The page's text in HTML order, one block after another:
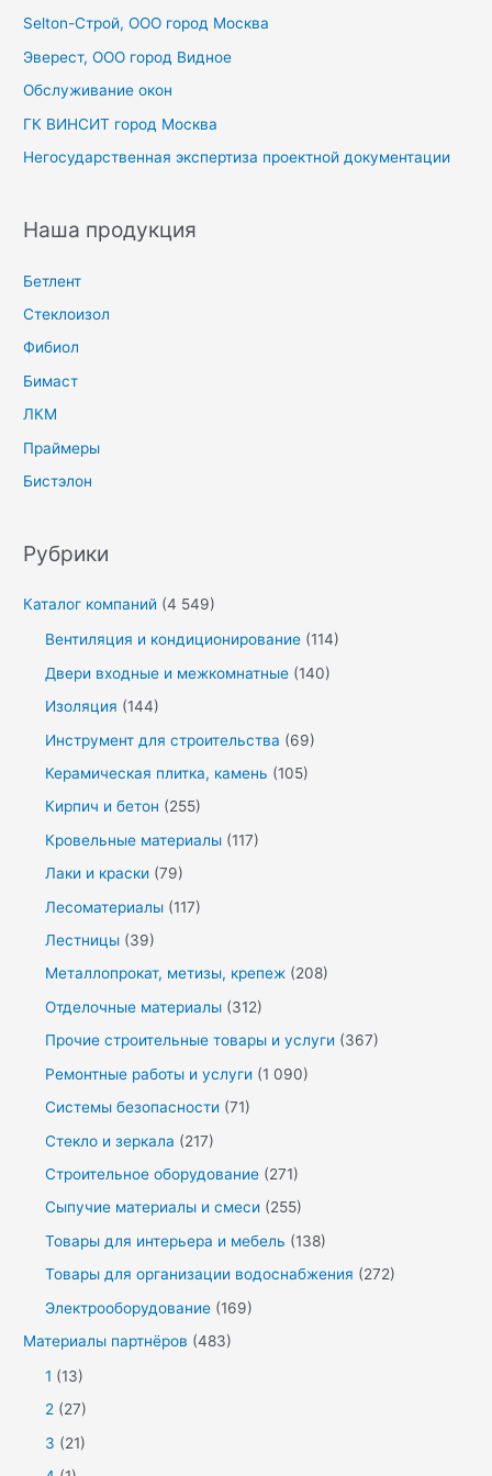
:Selton-Строй, OOO город Москва
Эверест, ООО город Видное
Обслуживание окон
ГК ВИНСИТ город Москва
Негосударственная экспертиза проектной документации
Наша продукция
Бетлент
Стеклоизол
Фибиол
Бимаст
ЛКМ
Праймеры
Бистэлон
Рубрики
Каталог компаний (4 549)
Вентиляция и кондиционирование (114)
Двери входные и межкомнатные (140)
Изоляция (144)
Инструмент для строительства (69)
Керамическая плитка, камень (105)
Кирпич и бетон (255)
Кровельные материалы (117)
Лаки и краски (79)
Лесоматериалы (117)
Лестницы (39)
Металлопрокат, метизы, крепеж (208)
Отделочные материалы (312)
Прочие строительные товары и услуги (367)
Ремонтные работы и услуги (1 090)
Системы безопасности (71)
Стекло и зеркала (217)
Строительное оборудование (271)
Сыпучие материалы и смеси (255)
Товары для интерьера и мебель (138)
Товары для организации водоснабжения (272)
Электрооборудование (169)
Материалы партнёров (483)
1 (13)
2 (27)
3 (21)